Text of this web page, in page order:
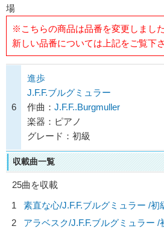
場
※こちらの商品は品番を変更しました
新しい品番については上記をご覧下さ
6
進歩
J.F.F.ブルグミュラー
作曲： J.F.F..Burgmuller
楽器：ピアノ
グレード：初級
収載曲一覧
25曲を収載
1
素直な心/J.F.F.ブルグミュラー /初
2
アラベスク/J.F.F.ブルグミュラー /